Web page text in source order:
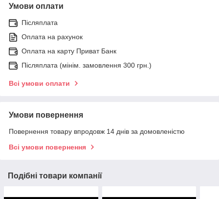
Умови оплати
Післяплата
Оплата на рахунок
Оплата на карту Приват Банк
Післяплата (мінім. замовлення 300 грн.)
Всі умови оплати
Умови повернення
Повернення товару впродовж 14 днів за домовленістю
Всі умови повернення
Подібні товари компанії